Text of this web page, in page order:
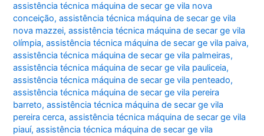
assistência técnica máquina de secar ge vila nova
conceição,assistência técnica máquina de secar ge vila
nova mazzei,assistência técnica máquina de secar ge vila
olímpia,assistência técnica máquina de secar ge vila paiva,
assistência técnica máquina de secar ge vila palmeiras,
assistência técnica máquina de secar ge vila pauliceia,
assistência técnica máquina de secar ge vila penteado,
assistência técnica máquina de secar ge vila pereira
barreto,assistência técnica máquina de secar ge vila
pereira cerca,assistência técnica máquina de secar ge vila
piauí,assistência técnica máquina de secar ge vila